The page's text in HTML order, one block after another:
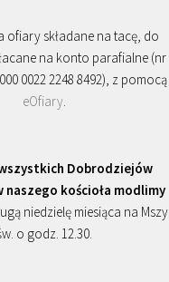
ofiary składane na tacę, do
na konto parafialne (nr
0022 2248 8492), z pomocą
eOfiary.
Dobrodziejów
naszego kościoła modlimy
niedzielę miesiąca na Mszy
o godz. 12.30.